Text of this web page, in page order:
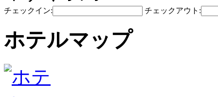
チェックイン: チェックアウト:
ホテルマップ